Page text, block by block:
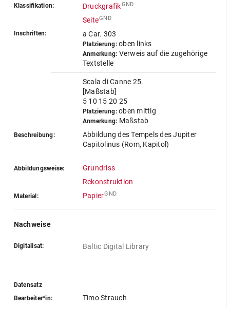
Klassifikation: DruckgrafikGND
SeiteGND
Inschriften: a Car. 303
Platzierung:oben links
Anmerkung: Verweis auf die zugehörige
Textstelle
Scala di Canne 25.
[Maßstab]
5 10 15 20 25
Platzierung:oben mittig
Anmerkung: Maßstab
Beschreibung:
Abbildung des Tempels des Jupiter
Capitolinus (Rom, Kapitol)
Abbildungsweise:
Grundriss
Rekonstruktion
Material: PapierGND
Nachweise
Digitalisat: Baltic Digital Library
Datensatz
Bearbeiter*in:
Timo Strauch